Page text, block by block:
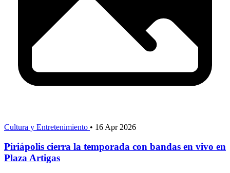
Cultura y Entretenimiento • 16 Apr 2026
Piriápolis cierra la temporada con bandas en vivo en
Plaza Artigas